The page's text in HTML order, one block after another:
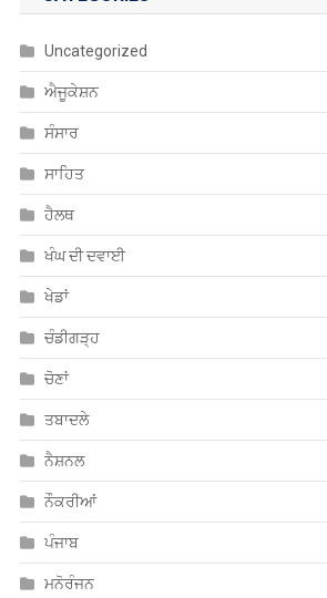
Uncategorized
ਐਜੂਕੇਸ਼ਨ
ਸੰਸਾਰ
ਸਾਹਿਤ
ਹੈਲਥ
ਖੰਘ ਦੀ ਦਵਾਈ
ਖੇਡਾਂ
ਚੰਡੀਗੜ੍ਹ
ਚੋਣਾਂ
ਤਬਾਦਲੇ
ਨੈਸ਼ਨਲ
ਨੌਕਰੀਆਂ
ਪੰਜਾਬ
ਮਨੋਰੰਜਨ